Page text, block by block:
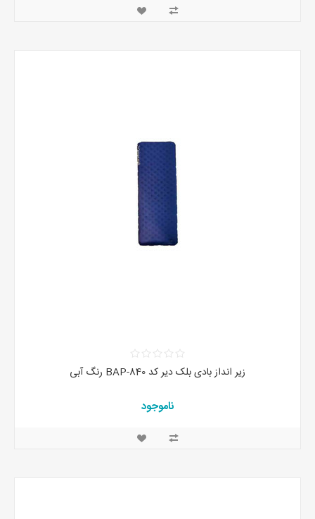
زیر انداز بادی بلک دیر کد BAP-840 رنگ آبی
ناموجود